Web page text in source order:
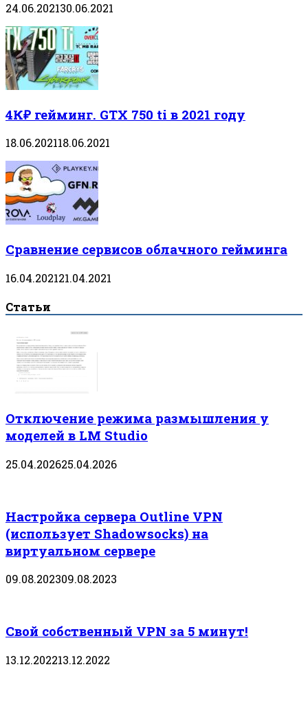
24.06.202130.06.2021
4К₽ гейминг. GTX 750 ti в 2021 году
18.06.202118.06.2021
Сравнение сервисов облачного гейминга
16.04.202121.04.2021
Статьи
Отключение режима размышления у
моделей в LM Studio
25.04.202625.04.2026
Настройка сервера Outline VPN
(использует Shadowsocks) на
виртуальном сервере
09.08.202309.08.2023
Свой собственный VPN за 5 минут!
13.12.202213.12.2022